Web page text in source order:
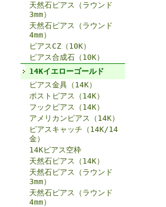
天然石ピアス（ラウンド
3mm）
天然石ピアス（ラウンド
4mm）
ピアスCZ（10K）
ピアス合成石（10K）
14Kイエローゴールド
ピアス金具（14K）
ポストピアス（14K）
フックピアス（14K）
アメリカンピアス（14K）
ピアスキャッチ（14K/14
金）
14Kピアス空枠
天然石ピアス（14K）
天然石ピアス（ラウンド
3mm）
天然石ピアス（ラウンド
4mm）